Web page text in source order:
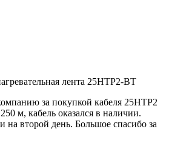
лента 25НТР2-ВТ
за покупкой кабеля 25НТР2
м, кабель оказался в наличии.
на второй день. Большое спасибо за